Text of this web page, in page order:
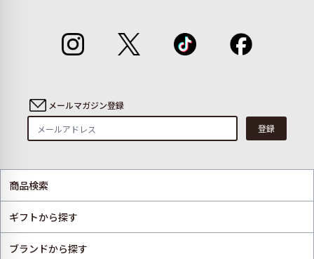
メールマガジン登録
登録
商品検索
ギフトから探す
ブランドから探す